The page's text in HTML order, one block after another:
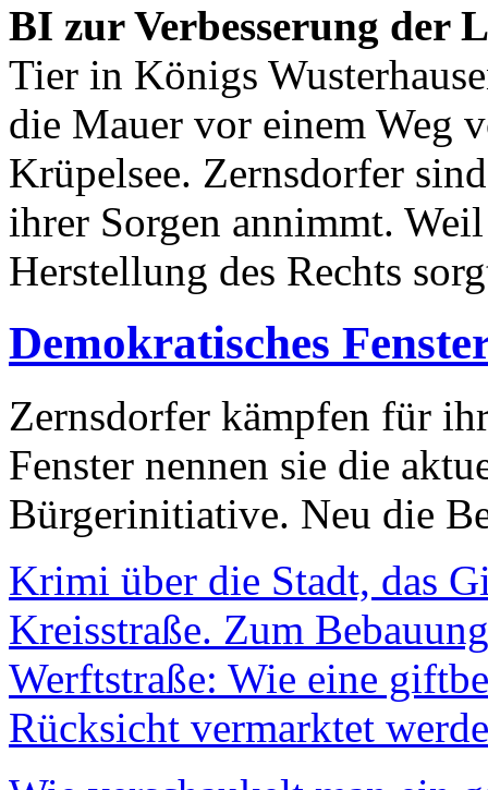
BI zur Verbesserung der
Tier in Königs
die Mauer vor einem Weg
Krüpelsee. Zernsdorfer
ihrer Sorgen annimmt.
Herstellung des Rechts
Demokratisches
Zernsdorfer kämpfen für
Fenster nennen sie die
Bürgerinitiative. Neu die
Krimi über die Stadt, das
Kreisstraße. Zum
Werftstraße: Wie eine
Rücksicht vermarktet